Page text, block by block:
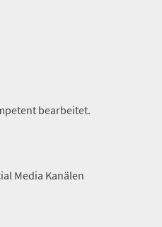
bearbeitet.
Media Kanälen